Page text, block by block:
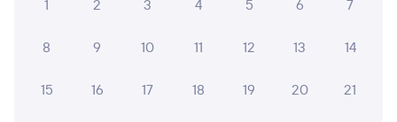
Вокзал Белово
1
2 3 4 5 6 7
8 9 10 11 12 13 14
15 16 17 18 19 20 21